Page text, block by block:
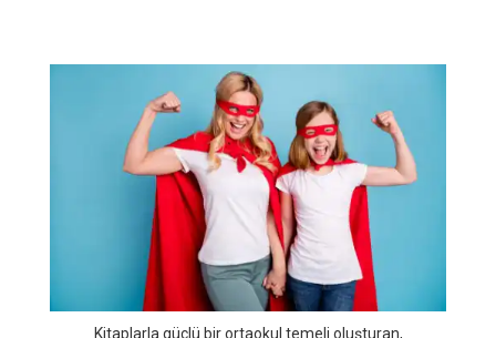
ișitsel kalitedeki öğrenme materyalleri ve
etkileșimli içeriklerinden olușan dijital öğrenme
ortamına ulaşan
öğrenci deneyerek, yaşayarak
ve keşfederek öğrenir.